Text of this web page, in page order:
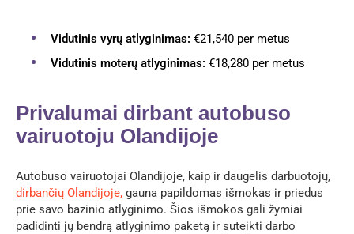
Vidutinis vyrų atlyginimas: €21,540 per metus
Vidutinis moterų atlyginimas: €18,280 per metus
Privalumai dirbant autobuso
vairuotoju Olandijoje
Autobuso vairuotojai Olandijoje, kaip ir daugelis darbuotojų,
dirbančių Olandijoje, gauna papildomas išmokas ir priedus
prie savo bazinio atlyginimo. Šios išmokos gali žymiai
padidinti jų bendrą atlyginimo paketą ir suteikti darbo